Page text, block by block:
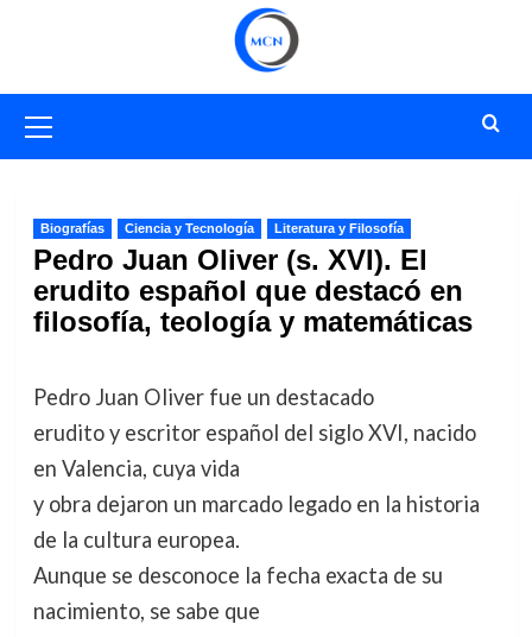
primario
Biografías Ciencia y Tecnología Literatura y Filosofía
Pedro Juan Oliver (s. XVI). El
erudito español que destacó en
filosofía, teología y matemáticas
Pedro Juan Oliver fue un destacado
erudito y escritor español del siglo XVI, nacido
en Valencia, cuya vida
y obra dejaron un marcado legado en la historia
de la cultura europea.
Aunque se desconoce la fecha exacta de su
nacimiento, se sabe que